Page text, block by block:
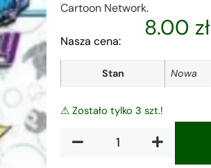
Cartoon Network.
Nasza cena:
8.00 zł
Stan Nowa
⚠ Zostało tylko 3 szt.!